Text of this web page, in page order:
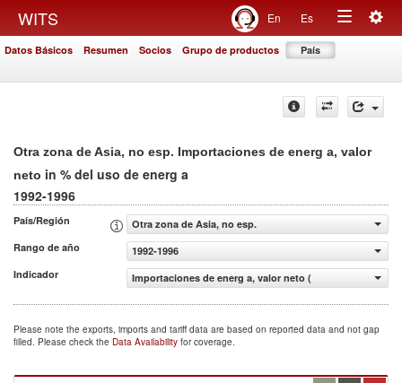
WITS En Es
Toggle
Datos Básicos Resumen Socios Grupo de productos País
Otra zona de Asia, no esp. Importaciones de energ a, valor
neto in % del uso de energ a
1992-1996
País/Región
Otra zona de Asia, no esp.
Rango de año
1992-1996
Indicador
Importaciones de energ a, valor neto (% del uso de
Please note the exports, imports and tariff data are based on reported data and not gap
filled. Please check the Data Availability for coverage.